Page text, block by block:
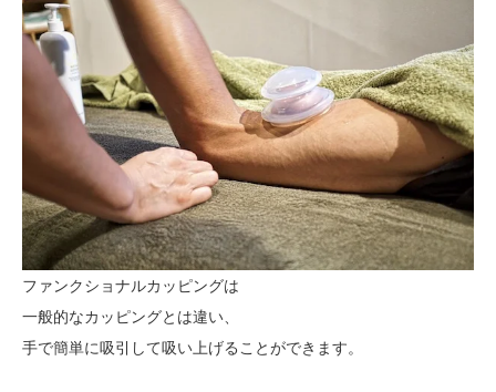
ファンクショナルカッピングは
一般的なカッピングとは違い、
手で簡単に吸引して吸い上げることができます。